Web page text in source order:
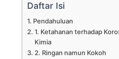
Daftar Isi
Pendahuluan
1. Ketahanan terhadap
Kimia
2. Ringan namun Kokoh